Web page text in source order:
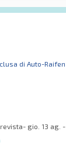
di Auto-Raifen
gio. 13 ag. -